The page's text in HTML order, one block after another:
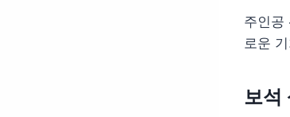
주인공
로운
보석